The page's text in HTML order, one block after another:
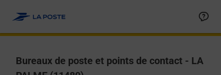
Bureaux de poste et points de contact - LA